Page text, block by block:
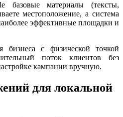
базовые материалы (тексты,
местоположение, а система
эффективные площадки и
с физической точкой
поток клиентов без
кампании вручную.
для локальной